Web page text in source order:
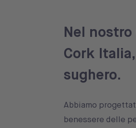
Nel
Cork
sughero.
Abbiamo
benessere delle